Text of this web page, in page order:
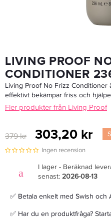
LÄGG I
LIVING PROOF
CONDITIONER
Living Proof No Frizz Conditioner
effektivt bekämpar friss och
Fler produkter från Living Proof
379 kr 303,20 kr
Ingen recension
I lager - Beräknad
senast: 2026-08-13
✅ Betala enkelt med Swish och
✅ Har du en produktfråga?